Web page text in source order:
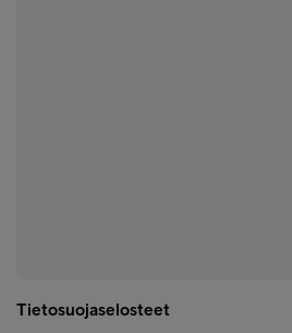
Tietosuojaselosteet